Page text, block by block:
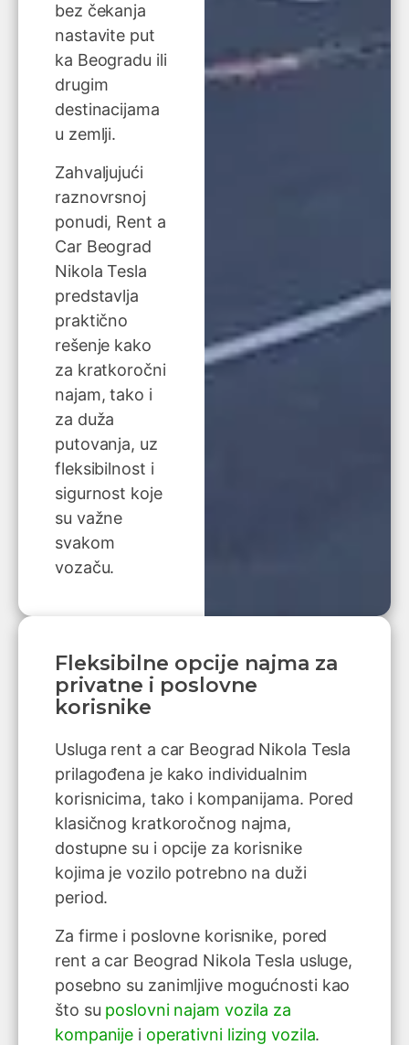
bez čekanja
nastavite put
ka Beogradu ili
drugim
destinacijama
u zemlji.
Zahvaljujući
raznovrsnoj
ponudi, Rent a
Car Beograd
Nikola Tesla
predstavlja
praktično
rešenje kako
za kratkoročni
najam, tako i
za duža
putovanja, uz
fleksibilnost i
sigurnost koje
su važne
svakom
vozaču.
Fleksibilne opcije najma za
privatne i poslovne
korisnike
Usluga rent a car Beograd Nikola Tesla
prilagođena je kako individualnim
korisnicima, tako i kompanijama. Pored
klasičnog kratkoročnog najma,
dostupne su i opcije za korisnike
kojima je vozilo potrebno na duži
period.
Za firme i poslovne korisnike, pored
rent a car Beograd Nikola Tesla usluge,
posebno su zanimljive mogućnosti kao
što su poslovni najam vozila za
kompanije i operativni lizing vozila.